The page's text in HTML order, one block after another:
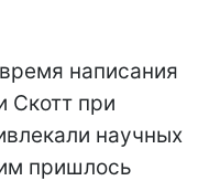
написания
Скотт при
научных
пришлось